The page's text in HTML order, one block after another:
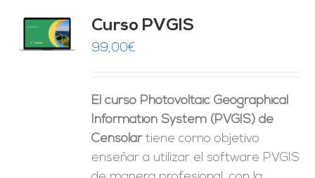
Curso PVGIS
99,00€
El curso Photovoltaic Geographical
Information System (PVGIS) de
Censolartiene como objetivo
enseñar a utilizar el software PVGIS